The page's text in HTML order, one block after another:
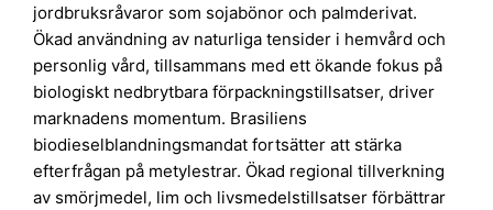
jordbruksråvaror som sojabönor och palmderivat.
Ökad användning av naturliga tensider i hemvård och
personlig vård, tillsammans med ett ökande fokus på
biologiskt nedbrytbara förpackningstillsatser, driver
marknadens momentum. Brasiliens
biodieselblandningsmandat fortsätter att stärka
efterfrågan på metylestrar. Ökad regional tillverkning
av smörjmedel, lim och livsmedelstillsatser förbättrar